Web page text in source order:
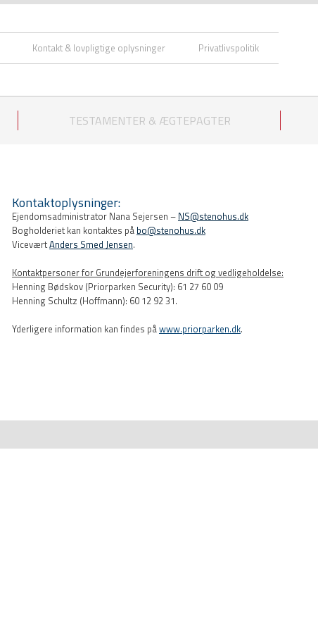
Kontakt & lovpligtige oplysninger Privatlivspolitik
TESTAMENTER & ÆGTEPAGTER
Kontaktoplysninger:​​
​Ejendomsadministrator​ Nana Sejersen – NS@stenohus.dk
​Bogholderiet kan kontaktes på bo@stenohus.dk
​​ViceværtAnders Smed Jensen.
Kontaktpersoner for Grundejerforeningens drift og vedligeholdelse:
Henning Bødskov (Priorparken Security): 61 27 60 09
​Henning Schultz (Hoffmann): 60 12 92 31.
Yderligere information kan findes påwww.priorparken.dk.​